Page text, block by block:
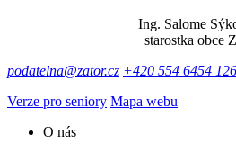
Ing. Salome
starostka obce
podatelna@zator.cz +420 554 6454 126
Verze pro seniory Mapa webu
O nás